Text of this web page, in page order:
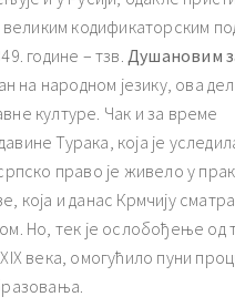
великим кодификаторским
године – тзв. Душановим
на народном језику, ова
културе. Чак и за време
Турака, која је
право је живело у
која и данас Крмчију
Но, тек је ослобођење од
века, омогућило пуни